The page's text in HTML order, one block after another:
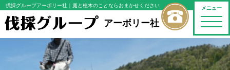
メニュー
toggle
伐採グループアーボリー社｜庭と植木のことならおまかせください
アーボリー社